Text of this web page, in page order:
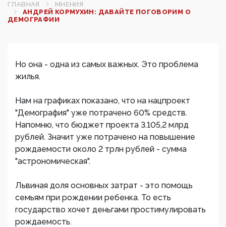
ГЛАВНАЯ
МНЕНИЯ
АНДРЕЙ КОРМУХИН: ДАВАЙТЕ ПОГОВОРИМ О
ДЕМОГРАФИИ
Но она - одна из самых важных. Это проблема
жилья.
Нам на графиках показано, что на нацпроект
"Демография" уже потрачено 60% средств.
Напомню, что бюджет проекта 3.105,2 млрд
рублей. Значит уже потрачено на повышение
рождаемости около 2 трлн рублей - сумма
"астрономическая".
Львиная доля основных затрат - это помощь
семьям при рождении ребенка. То есть
государство хочет деньгами простимулировать
рождаемость.